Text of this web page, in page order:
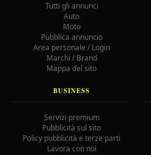
Tutti gli annunci
Auto
Moto
Pubblica annuncio
Area personale / Login
Marchi / Brand
Mappa del sito
BUSINESS
Servizi premium
Pubblicità sul sito
Policy pubblicità e terze parti
Lavora con noi